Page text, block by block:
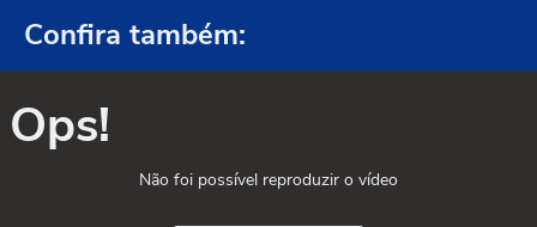
Confira também:
Ops!
Não foi possível reproduzir o vídeo